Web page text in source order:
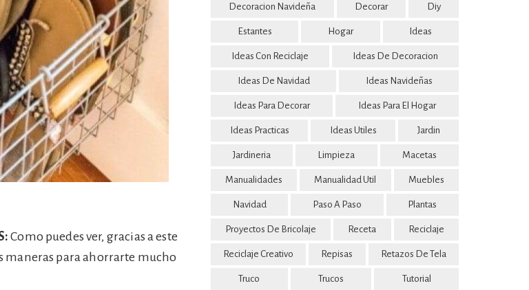
Como puedes ver, gracias a este
maneras para ahorrarte mucho
Decoracion Navideña Decorar Diy
Estantes Hogar Ideas
Ideas Con Reciclaje Ideas De Decoracion
Ideas De Navidad Ideas Navideñas
Ideas Para Decorar Ideas Para El Hogar
Ideas Practicas Ideas Utiles Jardin
Jardineria Limpieza Macetas
Manualidades Manualidad Util Muebles
Navidad Paso A Paso Plantas
Proyectos De Bricolaje Receta Reciclaje
Reciclaje Creativo Repisas Retazos De Tela
Truco Trucos Tutorial